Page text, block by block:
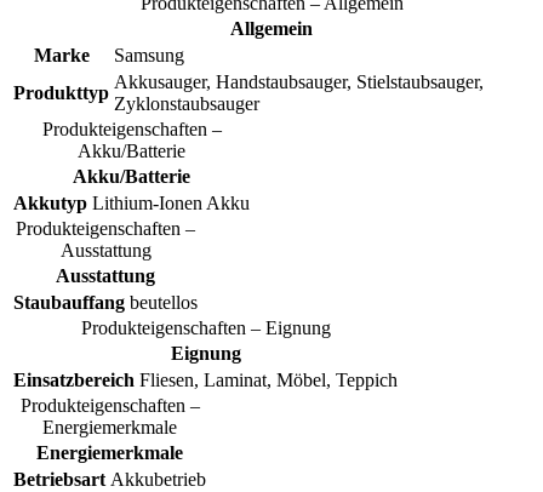
Allgemein
Marke
Samsung
Produkttyp
Akkusauger, Handstaubsauger, Stielstaubsauger,
Zyklonstaubsauger
Produkteigenschaften –
Akku/Batterie
Akku/Batterie
Akkutyp Lithium-Ionen Akku
Produkteigenschaften –
Ausstattung
Ausstattung
Staubauffang beutellos
Produkteigenschaften – Eignung
Eignung
Einsatzbereich Fliesen, Laminat, Möbel, Teppich
Produkteigenschaften –
Energiemerkmale
Energiemerkmale
Betriebsart Akkubetrieb